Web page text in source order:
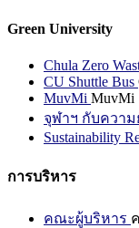
Green University
Chula Zero
CU Shuttle Bus
MuvMi MuvMi
จุฬาฯ กับความ
Sustainability
การบริหาร
คณะผู้บริหาร